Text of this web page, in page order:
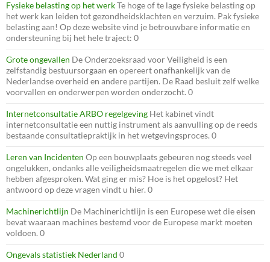
Fysieke belasting op het werkTe hoge of te lage fysieke belasting op
het werk kan leiden tot gezondheidsklachten en verzuim. Pak fysieke
belasting aan! Op deze website vind je betrouwbare informatie en
ondersteuning bij het hele traject: 0
Grote ongevallen De Onderzoeksraad voor Veiligheid is een
zelfstandig bestuursorgaan en opereert onafhankelijk van de
Nederlandse overheid en andere partijen. De Raad besluit zelf welke
voorvallen en onderwerpen worden onderzocht. 0
Internetconsultatie ARBO regelgeving Het kabinet vindt
internetconsultatie een nuttig instrument als aanvulling op de reeds
bestaande consultatiepraktijk in het wetgevingsproces. 0
Leren van Incidenten Op een bouwplaats gebeuren nog steeds veel
ongelukken, ondanks alle veiligheidsmaatregelen die we met elkaar
hebben afgesproken. Wat ging er mis? Hoe is het opgelost? Het
antwoord op deze vragen vindt u hier. 0
Machinerichtlijn De Machinerichtlijn is een Europese wet die eisen
bevat waaraan machines bestemd voor de Europese markt moeten
voldoen. 0
Ongevals statistiek Nederland 0